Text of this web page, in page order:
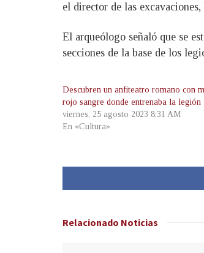
el director de las excavaciones,
El arqueólogo señaló que se
secciones de la base de los
Descubren un anfiteatro romano con
rojo sangre donde entrenaba la legión
viernes, 25 agosto 2023 8:31 AM
En «Cultura»
Relacionado Noticias